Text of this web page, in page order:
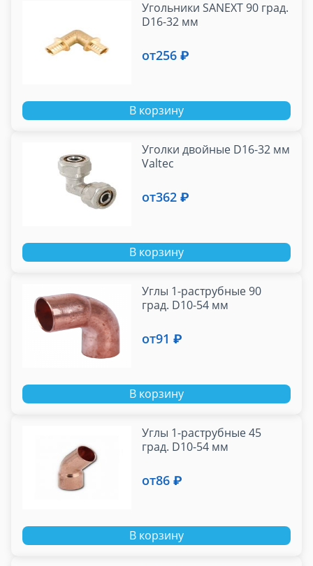
Угольники SANEXT 90 град.
D16-32 мм
от256 ₽
В корзину
Уголки двойные D16-32 мм
Valtec
от362 ₽
В корзину
Углы 1-раструбные 90
град. D10-54 мм
от91 ₽
В корзину
Углы 1-раструбные 45
град. D10-54 мм
от86 ₽
В корзину